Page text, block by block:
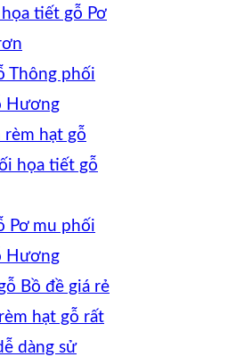
tiết gỗ Pơ
Thông phối
Hương
rèm hạt gỗ
họa tiết gỗ
Pơ mu phối
Hương
Bồ đề giá rẻ
hạt gỗ rất
dàng sử